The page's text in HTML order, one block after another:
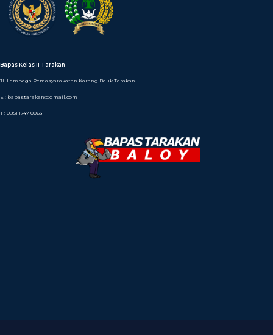
Bapas Kelas II Tarakan
Jl. Lembaga Pemasyarakatan Karang Balik Tarakan
E : bapastarakan@gmail.com
T : 0851 1747 0063